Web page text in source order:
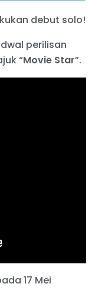
debut solo!
perilisan
“Movie Star”.
17 Mei